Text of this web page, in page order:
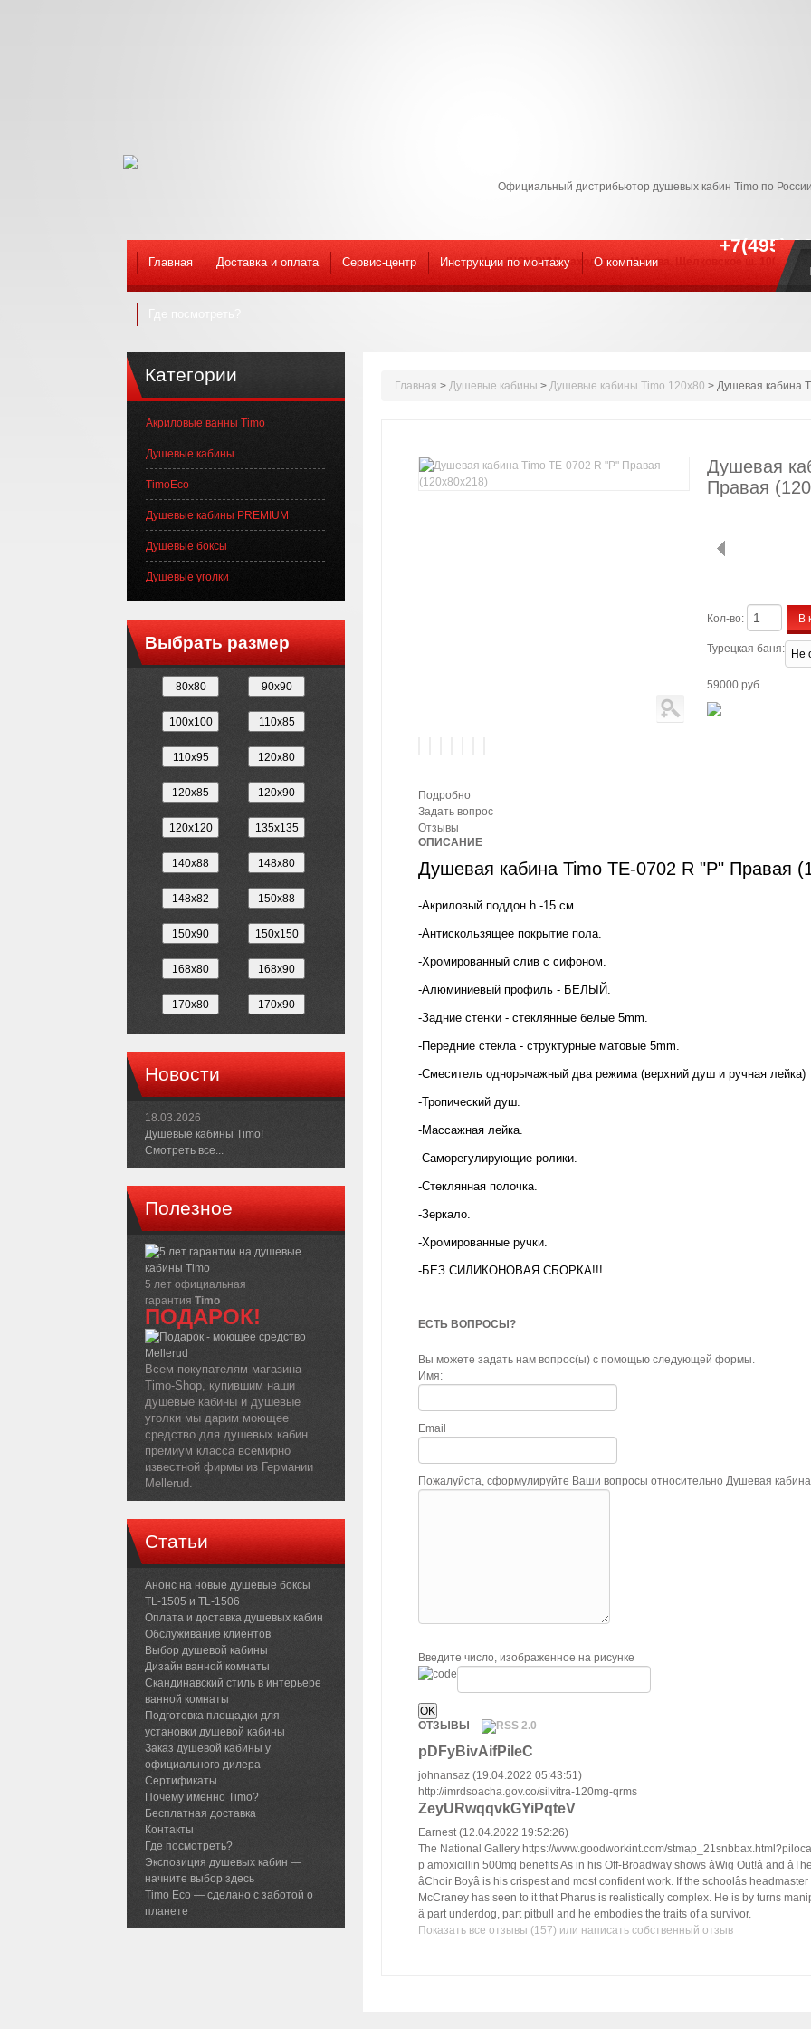
Официальный дистрибьютор душевых кабин Timo по
+7(495)
Наш ШОУ-РУМ! находится : Москва, Щелковское ш. 100к1 С
Главная Доставка и оплата Сервис-центр Инструкции по монтажу O компании
Главная > Душевые кабины > Душевые кабины Timo 120x80 > Душевая кабина
Душевая
Правая
Кол-во: В
Турецкая баня:
59000 руб.
Подробно
Задать вопрос
Отзывы
ОПИСАНИЕ
Душевая кабина Timo TE-0702 R "P" Правая
-Акриловый поддон h -15 см.
-Антискользящее покрытие пола.
-Хромированный слив с сифоном.
-Алюминиевый профиль - БЕЛЫЙ.
-Задние стенки - стеклянные белые 5mm.
-Передние стекла - структурные матовые 5mm.
-Смеситель однорычажный два режима (верхний душ и ручная лейка)
-Тропический душ.
-Массажная лейка.
-Саморегулирующие ролики.
-Стеклянная полочка.
-Зеркало.
-Хромированные ручки.
-БЕЗ СИЛИКОНОВАЯ СБОРКА!!!
ЕСТЬ ВОПРОСЫ?
Вы можете задать нам вопрос(ы) с помощью следующей формы.
Имя:
Email
Пожалуйста, сформулируйте Ваши вопросы относительно Душевая
Введите число, изображенное на рисунке
ОТЗЫВЫ
pDFyBivAifPileC
johnansaz (19.04.2022 05:43:51)
http://imrdsoacha.gov.co/silvitra-120mg-qrms
ZeyURwqqvkGYiPqteV
Earnest (12.04.2022 19:52:26)
The National Gallery https://www.goodworkint.com/
p amoxicillin 500mg benefits As in his Off-Broadway shows âWig Out!â and
âChoir Boyâ is his crispest and most confident work. If the schoolâs
McCraney has seen to it that Pharus is realistically complex. He is by turns
â part underdog, part pitbull and he embodies the traits of a survivor.
Показать все отзывы (157) или написать собственный отзыв
Категории
Акриловые ванны Timo
Душевые кабины
TimoEco
Душевые кабины PREMIUM
Душевые боксы
Душевые уголки
Выбрать размер
Новости
18.03.2026
Душевые кабины Timo!
Смотреть все...
Полезное
5 лет официальная
гарантия Timo
ПОДАРОК!
Всем покупателям магазина
Timo-Shop, купившим наши
душевые кабины и душевые
уголки мы дарим моющее
средство для душевых кабин
премиум класса всемирно
известной фирмы из Германии
Mellerud.
Статьи
Анонс на новые душевые боксы
TL-1505 и TL-1506
Оплата и доставка душевых кабин
Обслуживание клиентов
Выбор душевой кабины
Дизайн ванной комнаты
Скандинавский стиль в интерьере
ванной комнаты
Подготовка площадки для
установки душевой кабины
Заказ душевой кабины у
официального дилера
Сертификаты
Почему именно Timo?
Бесплатная доставка
Контакты
Где посмотреть?
Экспозиция душевых кабин —
начните выбор здесь
Timo Eco — сделано с заботой о
планете